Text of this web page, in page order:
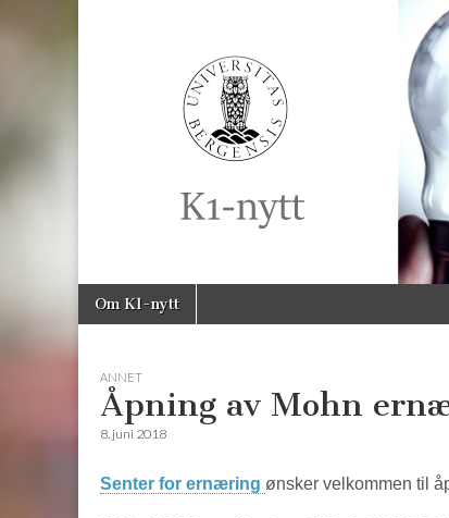
K1-
Nytt
Main
menu
Skip
Om K1-nytt
ANNET
Åpning av Mohn
8. juni 2018
Senter for ernæring ønsker velkommen til